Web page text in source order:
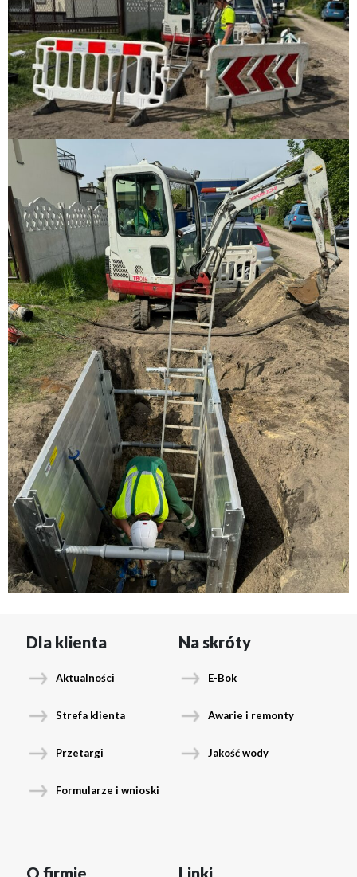
Dla klienta
Aktualności
Strefa klienta
Przetargi
Formularze i wnioski
Na skróty
E-Bok
Awarie i remonty
Jakość wody
O firmie Linki